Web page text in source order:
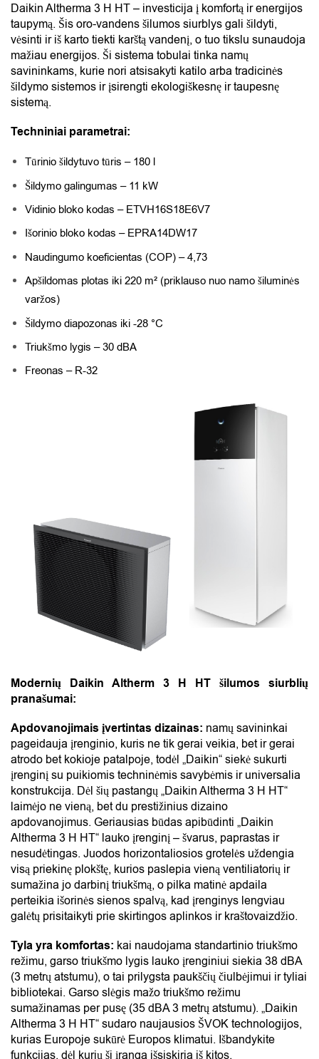
Daikin Altherma 3 H HT – investicija į komfortą ir energijos
taupymą. Šis oro-vandens šilumos siurblys gali šildyti,
vėsinti ir iš karto tiekti karštą vandenį, o tuo tikslu sunaudoja
mažiau energijos. Ši sistema tobulai tinka namų
savininkams, kurie nori atsisakyti katilo arba tradicinės
šildymo sistemos ir įsirengti ekologiškesnę ir taupesnę
sistemą.
Techniniai parametrai:
Tūrinio šildytuvo tūris – 180 l
Šildymo galingumas – 11 kW
Vidinio bloko kodas – ETVH16S18E6V7
Išorinio bloko kodas – EPRA14DW17
Naudingumo koeficientas (COP) – 4,73
Apšildomas plotas iki 220 m² (priklauso nuo namo šiluminės
varžos)
Šildymo diapozonas iki -28 °C
Triukšmo lygis – 30 dBA
Freonas – R-32
Modernių Daikin Altherm 3 H HT šilumos siurblių
pranašumai:
Apdovanojimais įvertintas dizainas: namų savininkai
pageidauja įrenginio, kuris ne tik gerai veikia, bet ir gerai
atrodo bet kokioje patalpoje, todėl „Daikin“ siekė sukurti
įrenginį su puikiomis techninėmis savybėmis ir universalia
konstrukcija. Dėl šių pastangų „Daikin Altherma 3 H HT“
laimėjo ne vieną, bet du prestižinius dizaino
apdovanojimus. Geriausias būdas apibūdinti „Daikin
Altherma 3 H HT“ lauko įrenginį – švarus, paprastas ir
nesudėtingas. Juodos horizontaliosios grotelės uždengia
visą priekinę plokštę, kurios paslepia vieną ventiliatorių ir
sumažina jo darbinį triukšmą, o pilka matinė apdaila
perteikia išorinės sienos spalvą, kad įrenginys lengviau
galėtų prisitaikyti prie skirtingos aplinkos ir kraštovaizdžio.
Tyla yra komfortas: kai naudojama standartinio triukšmo
režimu, garso triukšmo lygis lauko įrenginiui siekia 38 dBA
(3 metrų atstumu), o tai prilygsta paukščių čiulbėjimui ir tyliai
bibliotekai. Garso slėgis mažo triukšmo režimu
sumažinamas per pusę (35 dBA 3 metrų atstumu). „Daikin
Altherma 3 H HT“ sudaro naujausios ŠVOK technologijos,
kurias Europoje sukūrė Europos klimatui. Išbandykite
funkcijas, dėl kurių ši įranga išsiskiria iš kitos.